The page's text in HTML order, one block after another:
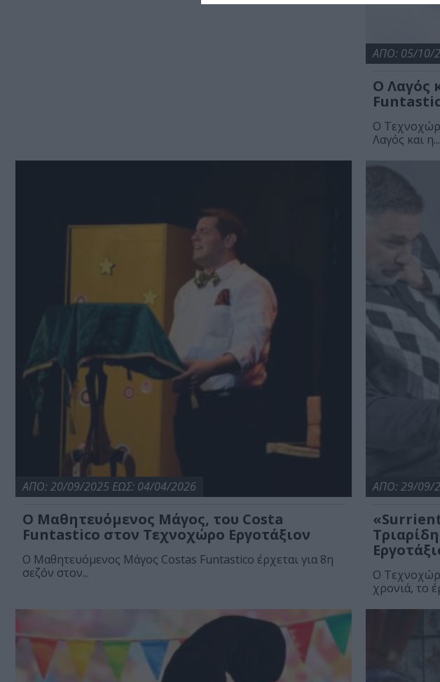
ΑΠΟ: 05/10/
Ο Λαγός
Ο
Λαγός και η...
ΑΠΟ: 20/09/2025 ΕΩΣ: 04/04/2026
Ο Μαθητευόμενος Μάγος, του Costa
Funtastico στον Τεχνοχώρο Εργοτάξιον
Ο Μαθητευόμενος Μάγος Costas Funtastico έρχεται για 8η
σεζόν στον...
ΑΠΟ: 29/09/
Ο
χρονιά, το